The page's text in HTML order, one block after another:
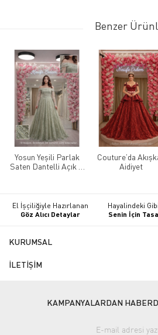
Benzer
Yosun Yeşili Parlak
Saten Dantelli Açık A
Couture’da
Aidiyet
El İşçiliğiyle Hazırlanan
Göz Alıcı Detaylar
Hayalindeki
Senin İçin
KURUMSAL
İLETİŞİM
KAMPANYALARDAN